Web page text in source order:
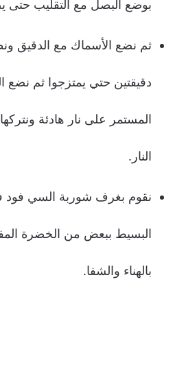
بوضع البصل مع التقليب حتى
ثم نضع الأسماك مع الدقيق
دقيقتين حتي يمتزجوا ثم نضع
المستمر على نار هادئة
النار.
نقوم بغرف شوربة السي فود
البسيط ببعض من الخضرة
بالهناء والشفا.